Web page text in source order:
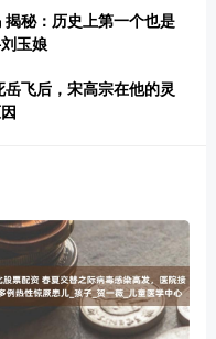
秘：历史上第一个也是
玉娘
飞后，宋高宗在他的灵